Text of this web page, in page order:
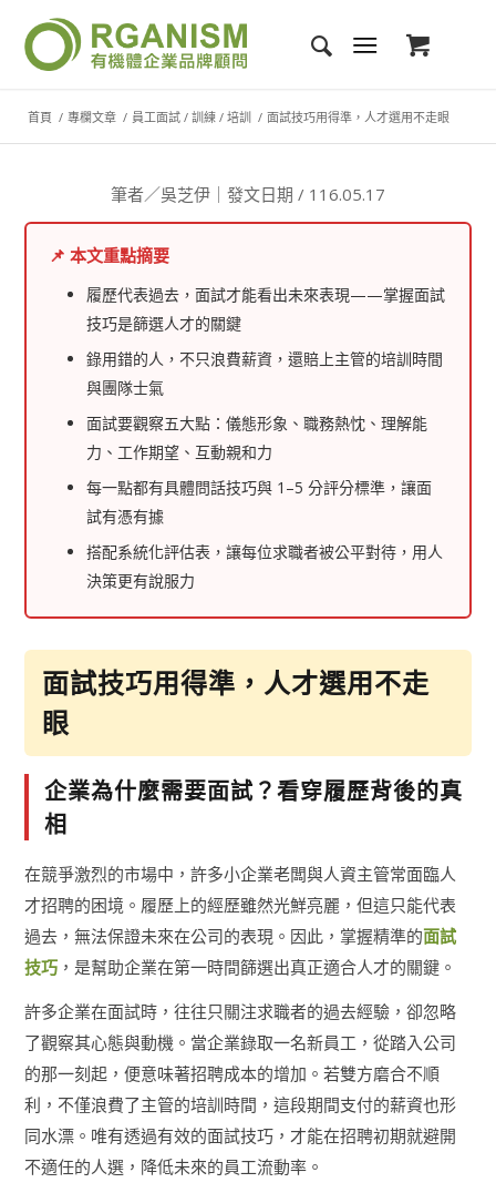
首頁 / 專欄文章 / 員工面試 / 訓練 / 培訓 / 面試技巧用得準，人才選用不走眼
筆者／吳芝伊｜發文日期 / 116.05.17
📌 本文重點摘要
履歷代表過去，面試才能看出未來表現——掌握面試
技巧是篩選人才的關鍵
錄用錯的人，不只浪費薪資，還賠上主管的培訓時間
與團隊士氣
面試要觀察五大點：儀態形象、職務熱忱、理解能
力、工作期望、互動親和力
每一點都有具體問話技巧與 1–5 分評分標準，讓面
試有憑有據
搭配系統化評估表，讓每位求職者被公平對待，用人
決策更有說服力
面試技巧用得準，人才選用不走
眼
企業為什麼需要面試？看穿履歷背後的真
相
在競爭激烈的市場中，許多小企業老闆與人資主管常面臨人
才招聘的困境。履歷上的經歷雖然光鮮亮麗，但這只能代表
過去，無法保證未來在公司的表現。因此，掌握精準的面試
技巧 ，是幫助企業在第一時間篩選出真正適合人才的關鍵。
許多企業在面試時，往往只關注求職者的過去經驗，卻忽略
了觀察其心態與動機。當企業錄取一名新員工，從踏入公司
的那一刻起，便意味著招聘成本的增加。若雙方磨合不順
利，不僅浪費了主管的培訓時間，這段期間支付的薪資也形
同水漂。唯有透過有效的面試技巧，才能在招聘初期就避開
不適任的人選，降低未來的員工流動率。